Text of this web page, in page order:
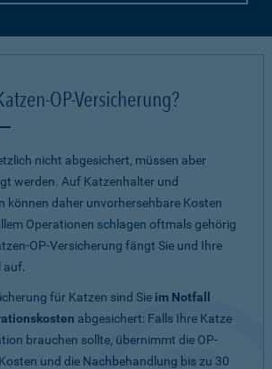
OP-Versicherung?
nicht abgesichert, müssen aber
werden. Auf Katzenhalter und
können daher unvorhersehbare Kosten
Operationen schlagen oftmals gehörig
OP-Versicherung fängt Sie und Ihre
auf.
für Katzen sind Sie im Notfall
abgesichert: Falls Ihre Katze
brauchen sollte, übernimmt die OP-
und die Nachbehandlung bis zu 30